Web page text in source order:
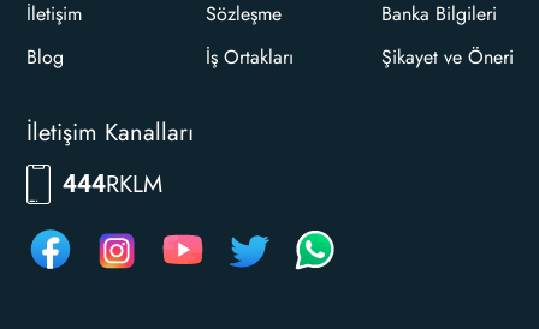
İletişim
Blog
Sözleşme
İş Ortakları
Banka Bilgileri
Şikayet ve Öneri
İletişim Kanalları
444RKLM